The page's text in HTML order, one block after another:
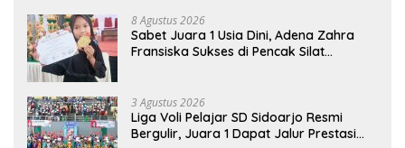
8 Agustus 2026
Sabet Juara 1 Usia Dini, Adena Zahra
Fransiska Sukses di Pencak Silat
3 Agustus 2026
Liga Voli Pelajar SD Sidoarjo Resmi
Bergulir, Juara 1 Dapat Jalur Prestasi